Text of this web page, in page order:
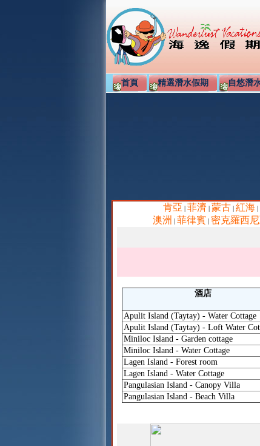
首頁 精選潛水假期 自悠潛
肯亞 | 菲濟| 蒙古 | 紅海|
澳洲 | 菲律賓 | 密克羅西
酒店
Apulit Island (Taytay) - Water Cottage
Apulit Island (Taytay) - Loft Water
Miniloc Island - Garden cottage
Miniloc Island - Water Cottage
Lagen Island - Forest room
Lagen Island - Water Cottage
Pangulasian Island - Canopy Villa
Pangulasian Island - Beach Villa